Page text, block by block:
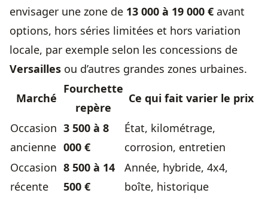
envisager une zone de 13 000 à 19 000 € avant
options, hors séries limitées et hors variation
locale, par exemple selon les concessions de
Versailles ou d’autres grandes zones urbaines.
Marché
Fourchette
repère
Ce qui fait varier le prix
Occasion
ancienne
3 500 à 8
000 €
État, kilométrage,
corrosion, entretien
Occasion
récente
8 500 à 14
500 €
Année, hybride, 4x4,
boîte, historique